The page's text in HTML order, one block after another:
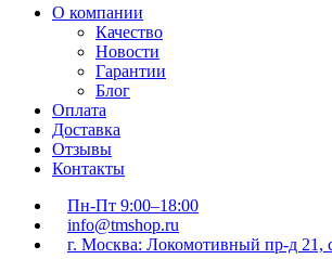
О компании
Качество
Новости
Гарантии
Блог
Оплата
Доставка
Отзывы
Контакты
Пн-Пт 9:00–18:00
info@tmshop.ru
г. Москва: Локомотивный пр-д 21,